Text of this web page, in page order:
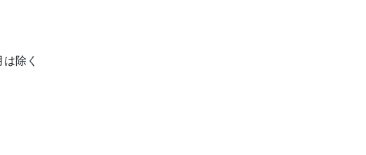
除く